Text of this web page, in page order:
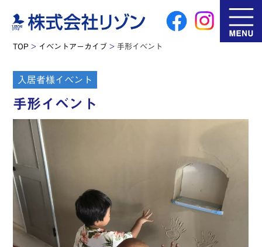
TOP > イベントアーカイブ > 手形イベント
入居者様イベント
手形イベント